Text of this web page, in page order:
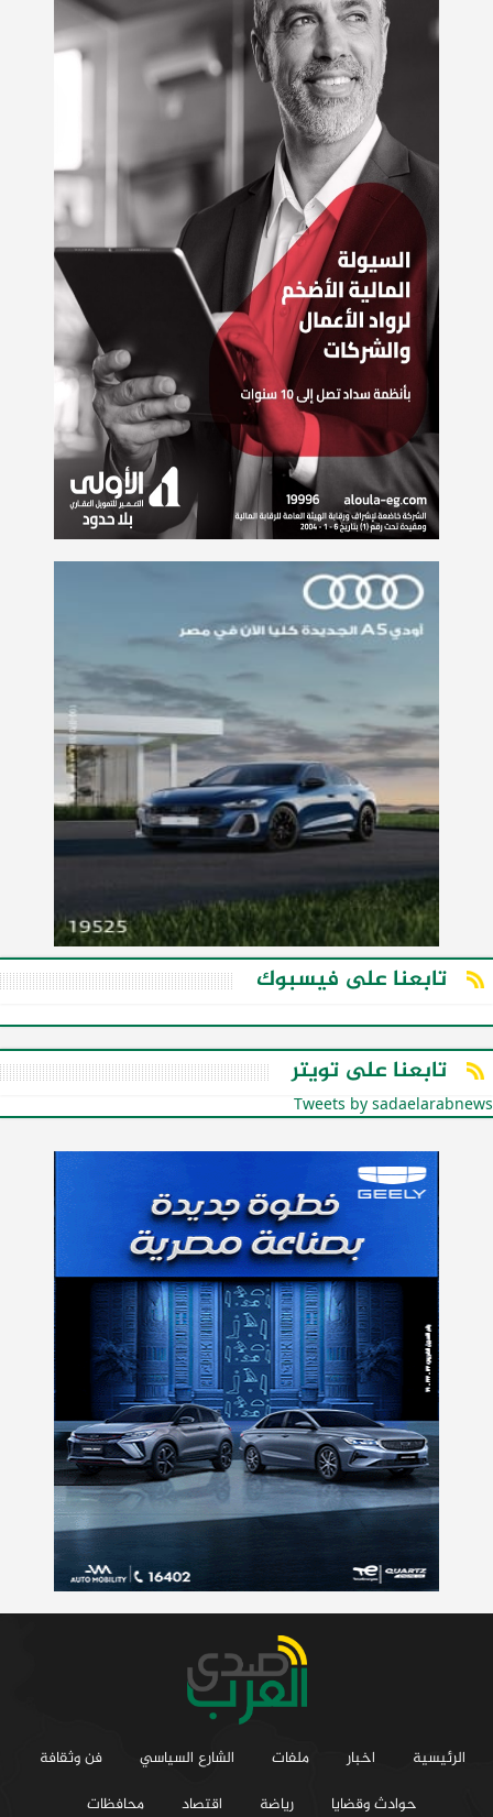
تابعنا على فيسبوك
تابعنا على تويتر
Tweets by sadaelarabnews
الرئيسية اخبار ملفات الشارع السياسي
فن وثقافة
حوادث وقضايا
رياضة اقتصاد محافظات